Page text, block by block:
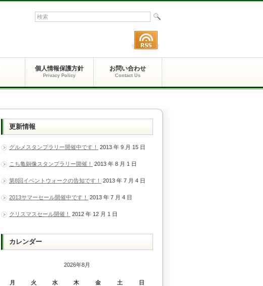
個人情報保護方針
Privacy Policy
お問い合わせ
Contact Us
更新情報
グルメスタンプラリー開催中です！ 2013 年 9 月 15 日
こち亀銅像スタンプラリー開催！ 2013 年 8 月 1 日
第8回イベントウォークの告知です！ 2013 年 7 月 4 日
2013サマーセール開催中です！ 2013 年 7 月 4 日
クリスマスセール開催！ 2012 年 12 月 1 日
カレンダー
2026年8月
月 火 水 木 金 土 日